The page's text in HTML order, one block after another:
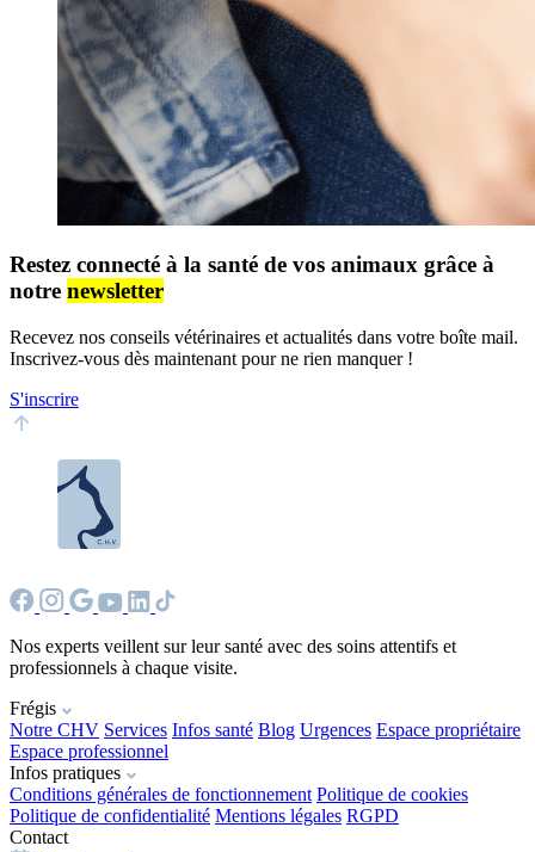
Restez connecté à la santé de vos animaux grâce à
notre newsletter
Recevez nos conseils vétérinaires et actualités dans votre boîte mail.
Inscrivez-vous dès maintenant pour ne rien manquer !
S'inscrire
Nos experts veillent sur leur santé avec des soins attentifs et
professionnels à chaque visite.
Frégis
Notre CHV Services Infos santé Blog Urgences Espace propriétaire
Espace professionnel
Infos pratiques
Conditions générales de fonctionnement Politique de cookies
Politique de confidentialité Mentions légales RGPD
Contact